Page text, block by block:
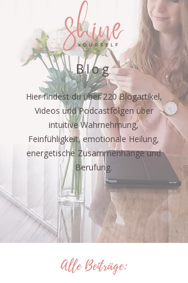
Blog
Hier findest du über 220 Blogartikel,
Videos und Podcastfolgen über
intuitive Wahrnehmung,
Feinfühligkeit, emotionale Heilung,
energetische Zusammenhänge und
Berufung.
Alle Beiträge: